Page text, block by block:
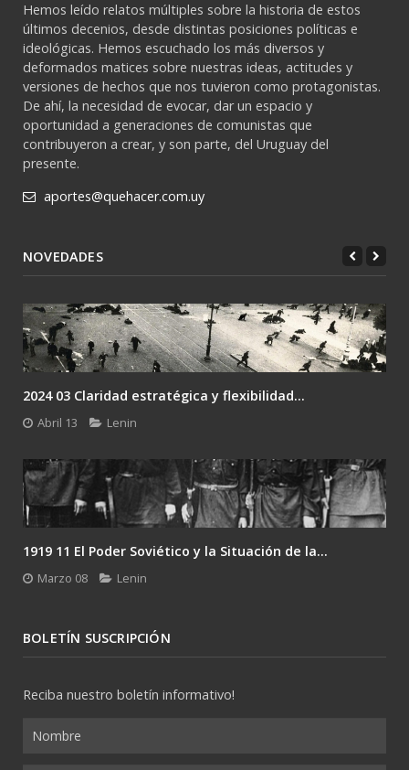
Hemos leído relatos múltiples sobre la historia de estos
últimos decenios, desde distintas posiciones políticas e
ideológicas. Hemos escuchado los más diversos y
deformados matices sobre nuestras ideas, actitudes y
versiones de hechos que nos tuvieron como protagonistas.
De ahí, la necesidad de evocar, dar un espacio y
oportunidad a generaciones de comunistas que
contribuyeron a crear, y son parte, del Uruguay del
presente.
aportes@quehacer.com.uy
NOVEDADES
2024 03 Claridad estratégica y flexibilidad...
Abril 13 Lenin
1919 11 El Poder Soviético y la Situación de la...
Marzo 08 Lenin
BOLETÍN SUSCRIPCIÓN
Reciba nuestro boletín informativo!